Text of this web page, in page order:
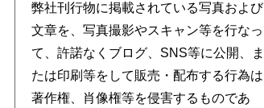
弊社刊行物に掲載されている写真および
文章を、写真撮影やスキャン等を行なっ
て、許諾なくブログ、SNS等に公開、ま
たは印刷等をして販売・配布する行為は
著作権、肖像権等を侵害するものであ